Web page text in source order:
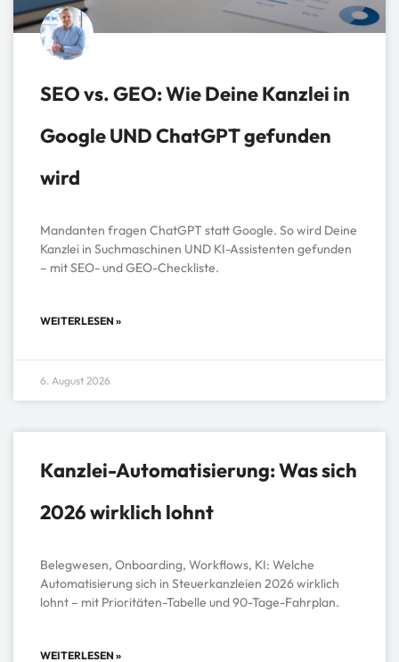
SEO vs. GEO: Wie Deine Kanzlei in
Google UND ChatGPT gefunden
wird
Mandanten fragen ChatGPT statt Google. So wird Deine
Kanzlei in Suchmaschinen UND KI-Assistenten gefunden
– mit SEO- und GEO-Checkliste.
WEITERLESEN »
6. August 2026
Kanzlei-Automatisierung: Was sich
2026 wirklich lohnt
Belegwesen, Onboarding, Workflows, KI: Welche
Automatisierung sich in Steuerkanzleien 2026 wirklich
lohnt – mit Prioritäten-Tabelle und 90-Tage-Fahrplan.
WEITERLESEN »